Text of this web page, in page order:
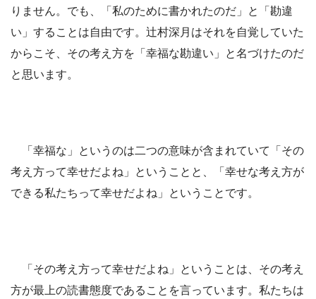
りません。でも、「私のために書かれたのだ」と「勘違
い」することは自由です。辻村深月はそれを自覚していた
からこそ、その考え方を「幸福な勘違い」と名づけたのだ
と思います。
「幸福な」というのは二つの意味が含まれていて「その
考え方って幸せだよね」ということと、「幸せな考え方が
できる私たちって幸せだよね」ということです。
「その考え方って幸せだよね」ということは、その考え
方が最上の読書態度であることを言っています。私たちは